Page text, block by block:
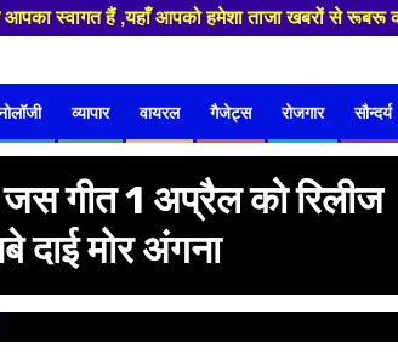
स्वागत हैं ,यहाँ आपको हमेशा ताजा खबरों से रूबरू
व्यापार वायरल गैजेट्स रोजगार सौन्दर्य
जस गीत 1 अप्रैल को रिलीज
दाई मोर अंगना